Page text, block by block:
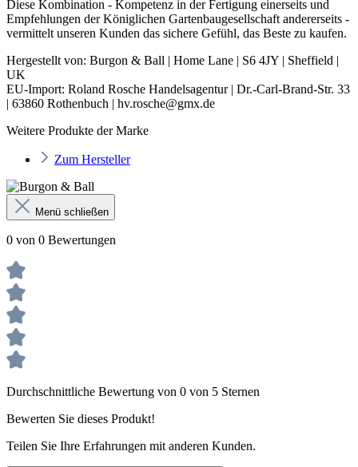
Diese Kombination - Kompetenz in der Fertigung einerseits und
Empfehlungen der Königlichen Gartenbaugesellschaft andererseits -
vermittelt unseren Kunden das sichere Gefühl, das Beste zu kaufen.
Hergestellt von: Burgon & Ball | Home Lane | S6 4JY | Sheffield |
UK
EU-Import: Roland Rosche Handelsagentur | Dr.-Carl-Brand-Str. 33
| 63860 Rothenbuch | hv.rosche@gmx.de
Weitere Produkte der Marke
Zum Hersteller
Menü schließen
0 von 0 Bewertungen
Durchschnittliche Bewertung von 0 von 5 Sternen
Bewerten Sie dieses Produkt!
Teilen Sie Ihre Erfahrungen mit anderen Kunden.